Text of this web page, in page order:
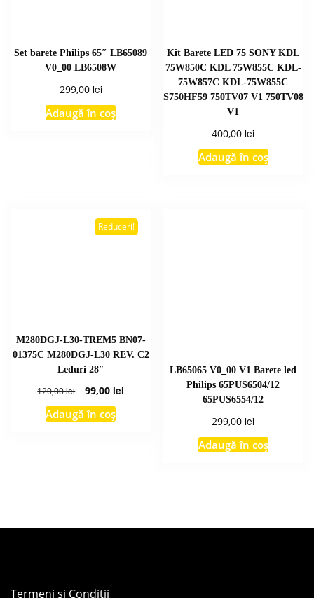
Set barete Philips 65″ LB65089
V0_00 LB6508W
299,00 lei
Adaugă în coș
Kit Barete LED 75 SONY KDL
75W850C KDL 75W855C KDL-
75W857C KDL-75W855C
S750HF59 750TV07 V1 750TV08
V1
400,00 lei
Adaugă în coș
Reduceri!
M280DGJ-L30-TREM5 BN07-
01375C M280DGJ-L30 REV. C2
Leduri 28″
120,00lei
Prețul
inițial
a
99,00 lei
Adaugă în coș
LB65065 V0_00 V1 Barete led
Philips 65PUS6504/12
65PUS6554/12
299,00 lei
Adaugă în coș
Termeni și Condiții